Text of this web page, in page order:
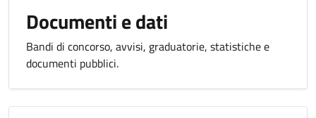
Documenti e dati
Bandi di concorso, avvisi, graduatorie, statistiche e
documenti pubblici.